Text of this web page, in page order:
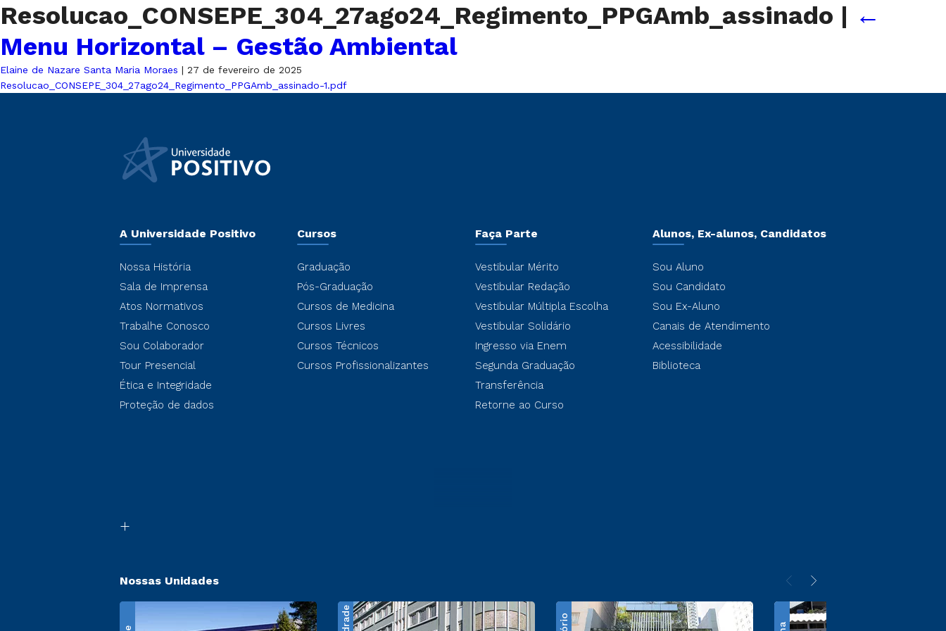
Resolucao_CONSEPE_304_27ago24_Regimento_PPGAmb_assinado | ←
Menu Horizontal – Gestão Ambiental
Elaine de Nazare Santa Maria Moraes | 27 de fevereiro de 2025
Resolucao_CONSEPE_304_27ago24_Regimento_PPGAmb_assinado-1.pdf
A Universidade Positivo
Nossa História
Sala de Imprensa
Atos Normativos
Trabalhe Conosco
Sou Colaborador
Tour Presencial
Ética e Integridade
Proteção de dados
Cursos
Graduação
Pós-Graduação
Cursos de Medicina
Cursos Livres
Cursos Técnicos
Cursos Profissionalizantes
Faça Parte
Vestibular Mérito
Vestibular Redação
Vestibular Múltipla Escolha
Vestibular Solidário
Ingresso via Enem
Segunda Graduação
Transferência
Retorne ao Curso
Alunos, Ex-alunos, Candidatos
Sou Aluno
Sou Candidato
Sou Ex-Aluno
Canais de Atendimento
Acessibilidade
Biblioteca
Nossas Unidades